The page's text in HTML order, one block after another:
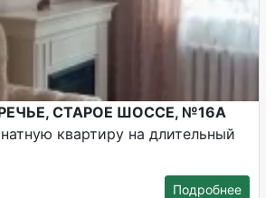
СТАРОЕ ШОССЕ, №16А
квартиру на длительный
Подробнее